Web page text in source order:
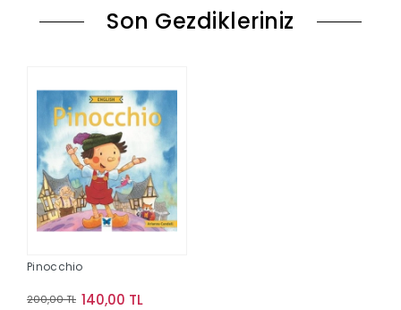
Son Gezdikleriniz
Pinocchio
200,00 TL 140,00 TL